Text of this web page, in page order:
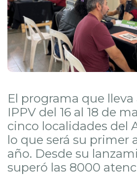
El programa que
IPPV del 16 al 18 de
cinco localidades del
lo que será su primer
año. Desde su
superó las 8000